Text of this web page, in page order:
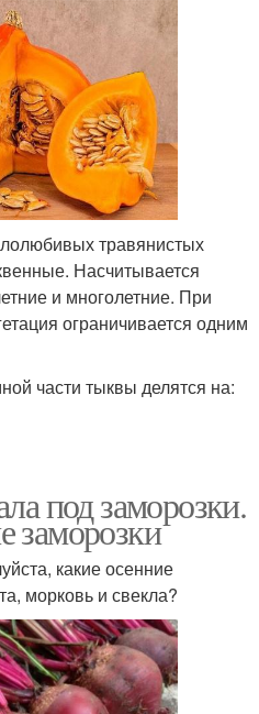
травянистых
Насчитывается
и многолетние. При
ограничивается одним
части тыквы делятся на:
под заморозки.
заморозки
какие осенние
морковь и свекла?